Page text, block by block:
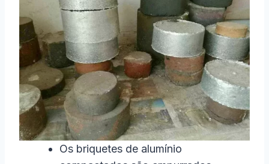
Os briquetes de alumínio